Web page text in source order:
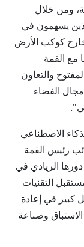
ومن خلال
يسهمون في
خارج كوكب الأرض
مع القمة
والتعاون
الفضاء
الاصطناعي
رئيس القمة
الريادي في
التقنيات
كبير في إعادة
وصناعة